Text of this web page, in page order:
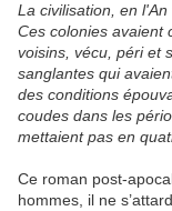
La civilisation, en
Ces colonies avaient
voisins, vécu, péri et
sanglantes qui
des conditions
coudes dans les
mettaient pas en
Ce roman post-
hommes, il ne